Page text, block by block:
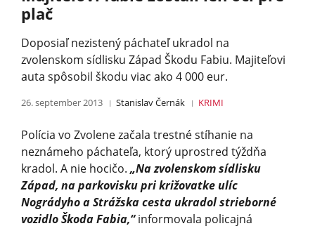
plač
Doposiaľ nezistený páchateľ ukradol na
zvolenskom sídlisku Západ Škodu Fabiu. Majiteľovi
auta spôsobil škodu viac ako 4 000 eur.
26. september 2013 Stanislav Černák KRIMI
Polícia vo Zvolene začala trestné stíhanie na
neznámeho páchateľa, ktorý uprostred týždňa
kradol. A nie hocičo. „Na zvolenskom sídlisku
Západ, na parkovisku pri križovatke ulíc
Nográdyho a Strážska cesta ukradol strieborné
vozidlo Škoda Fabia,“informovala policajná